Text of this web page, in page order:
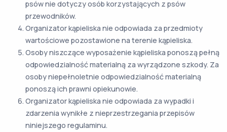
psów nie dotyczy osób korzystających z psów
przewodników.
Organizator kąpieliska nie odpowiada za przedmioty
wartościowe pozostawione na terenie kąpieliska.
Osoby niszczące wyposażenie kąpieliska ponoszą pełną
odpowiedzialność materialną za wyrządzone szkody. Za
osoby niepełnoletnie odpowiedzialność materialną
ponoszą ich prawni opiekunowie.
Organizator kąpieliska nie odpowiada za wypadki i
zdarzenia wynikłe z nieprzestrzegania przepisów
niniejszego regulaminu.